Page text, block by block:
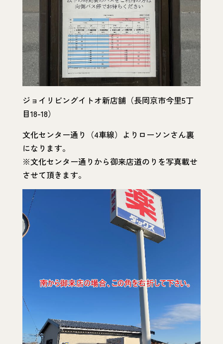
ジョイリビングイトオ新店舗（長岡京市今里5丁
目18-18）
文化センター通り（4車線）よりローソンさん裏
になります。
※文化センター通りから御来店道のりを写真載せ
させて頂きます。